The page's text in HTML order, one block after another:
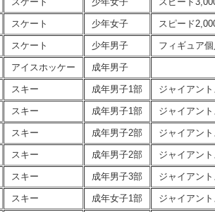
スケート 少年女子 スピード
スケート 少年男子 フィギュア
アイスホッケー 成年男子
スキー 成年男子1部 ジャイアン
スキー 成年男子1部 ジャイアン
スキー 成年男子2部 ジャイアン
スキー 成年男子2部 ジャイアン
スキー 成年男子3部 ジャイアン
スキー 成年女子1部 ジャイアン